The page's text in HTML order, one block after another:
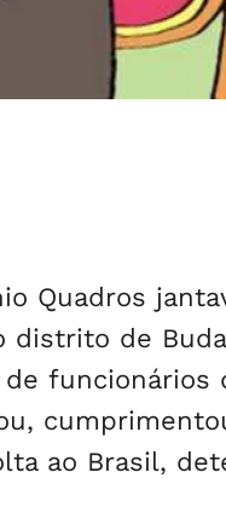
Quadros
de
funcionários
ao Brasil,